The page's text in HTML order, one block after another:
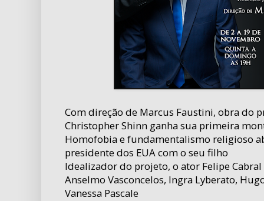
Com direção de Marcus Faustini, obra do
Christopher Shinn ganha sua primeira
Homofobia e fundamentalismo religioso
presidente dos EUA com o seu filho
Idealizador do projeto, o ator Felipe
Anselmo Vasconcelos, Ingra Lyberato,
Vanessa Pascale